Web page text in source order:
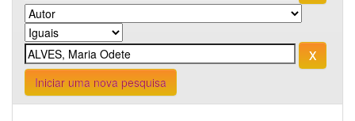
Iniciar uma nova pesquisa